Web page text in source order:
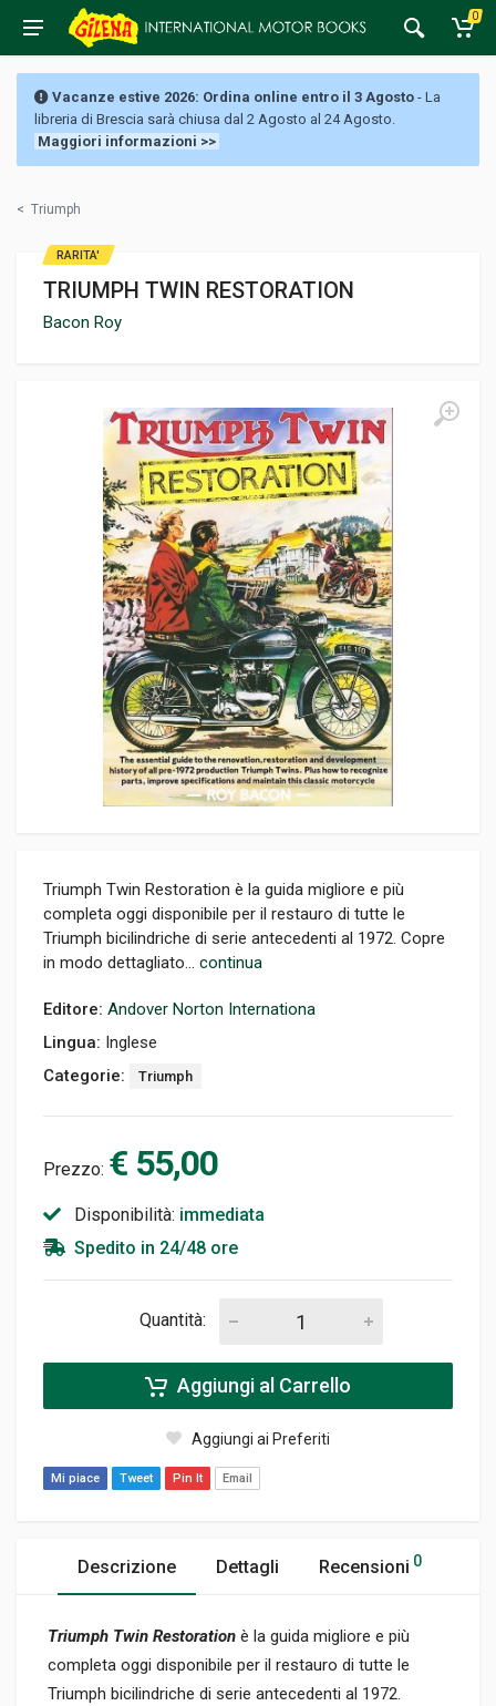
0
Vacanze estive 2026: Ordina online entro il 3 Agosto - La
libreria di Brescia sarà chiusa dal 2 Agosto al 24 Agosto.
Maggiori informazioni >>
< Triumph
TRIUMPH TWIN RESTORATION
Bacon Roy
Triumph Twin Restoration è la guida migliore e più
completa oggi disponibile per il restauro di tutte le
Triumph bicilindriche di serie antecedenti al 1972. Copre
in modo dettagliato... continua
Editore: Andover Norton Internationa
Lingua: Inglese
Categorie:
Triumph
RARITA'
Prezzo: € 55,00
Disponibilità: immediata
Spedito in 24/48 ore
Quantità:
Aggiungi al Carrello
Aggiungi ai Preferiti
Mi piace Tweet Pin It Email
Descrizione Dettagli Recensioni 0
Triumph Twin Restoration è la guida migliore e più
completa oggi disponibile per il restauro di tutte le
Triumph bicilindriche di serie antecedenti al 1972.